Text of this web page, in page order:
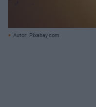
Autor: Pixabay.com